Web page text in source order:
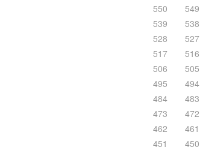
550
549
539
538
528
527
517
516
506
505
495
494
484
483
473
472
462
461
451
450